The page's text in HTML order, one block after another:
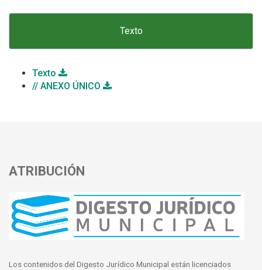
Texto
Texto
// ANEXO ÚNICO
ATRIBUCIÓN
Los contenidos del Digesto Jurídico Municipal están licenciados